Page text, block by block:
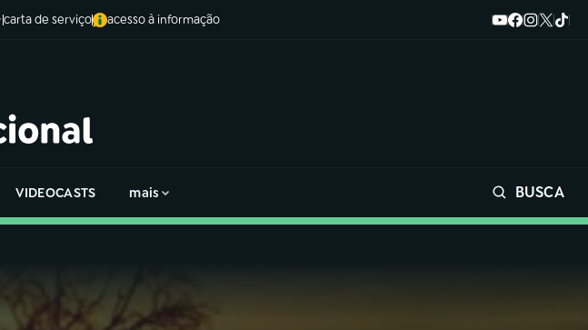
carta de serviço acesso à informação
VIDEOCASTS mais BUSCA